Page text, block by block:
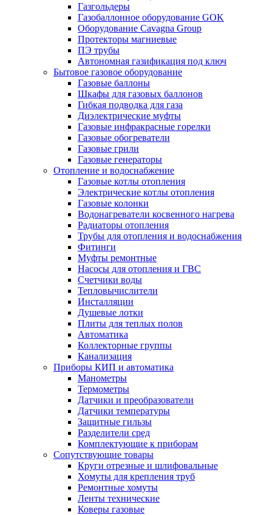
Газгольдеры
Газобаллонное оборудование GOK
Оборудование Cavagna Group
Протекторы магниевые
ПЭ трубы
Автономная газификация под ключ
Бытовое газовое оборудование
Газовые баллоны
Шкафы для газовых баллонов
Гибкая подводка для газа
Диэлектрические муфты
Газовые инфракрасные горелки
Газовые обогреватели
Газовые грили
Газовые генераторы
Отопление и водоснабжение
Газовые котлы отопления
Электрические котлы отопления
Газовые колонки
Водонагреватели косвенного нагрева
Радиаторы отопления
Трубы для отопления и водоснабжения
Фитинги
Муфты ремонтные
Насосы для отопления и ГВС
Счетчики воды
Тепловычислители
Инсталляции
Душевые лотки
Плиты для теплых полов
Автоматика
Коллекторные группы
Канализация
Приборы КИП и автоматика
Манометры
Термометры
Датчики и преобразователи
Датчики температуры
Защитные гильзы
Разделители сред
Комплектующие к приборам
Сопутствующие товары
Круги отрезные и шлифовальные
Хомуты для крепления труб
Ремонтные хомуты
Ленты технические
Коверы газовые